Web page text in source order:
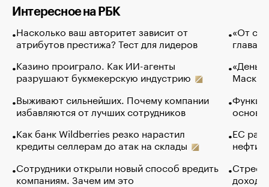
Интересное на РБК
Насколько ваш авторитет зависит от
атрибутов престижа? Тест для лидеров
Казино проиграло. Как ИИ-агенты
разрушают букмекерскую индустрию
Выживают сильнейших. Почему компании
избавляются от лучших сотрудников
Как банк Wildberries резко нарастил
кредиты селлерам до атак на склады
Сотрудники открыли новый способ вредить
компаниям. Зачем им это
«От
глава
Маск в
основ
ЕС
нефти